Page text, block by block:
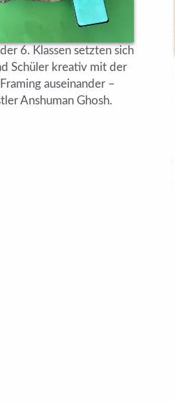
6. Klassen setzten sich
Schüler kreativ mit der
auseinander –
Anshuman Ghosh.